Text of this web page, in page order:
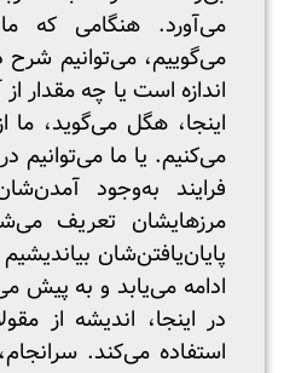
می‌آورد. هنگامی که
می‌گوییم، می‌توانیم
اندازه است یا چه مقدار
اینجا، هگل می‌گوید، ما
می‌کنیم. یا ما می‌توانیم
فرایند به‌وجود
مرزهایشان تعریف
پایان‌یافتن‌شان
ادامه می‌یابد و به پیش
در اینجا، اندیشه از
استفاده می‌کند.